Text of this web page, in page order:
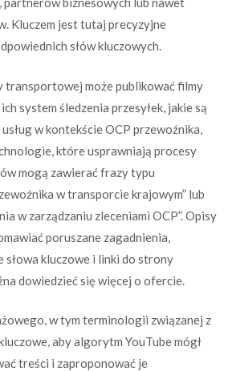
Kluczem jest tutaj precyzyjne
słów kluczowych.
transportowej może publikować filmy
system śledzenia przesyłek, jakie są
w kontekście OCP przewoźnika,
które usprawniają procesy
mogą zawierać frazy typu
w transporcie krajowym” lub
w zarządzaniu zleceniami OCP”. Opisy
poruszane zagadnienia,
słowa kluczowe i linki do strony
dowiedzieć się więcej o ofercie.
w tym terminologii związanej z
aby algorytm YouTube mógł
treści i zaproponować je